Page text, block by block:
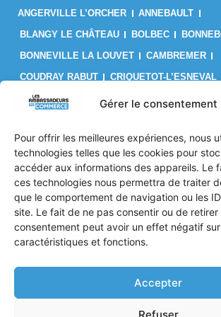
Gérer le consentement
Pour offrir les meilleures expériences, nous
technologies telles que les cookies pour
accéder aux informations des appareils. Le
ces technologies nous permettra de traiter
que le comportement de navigation ou les
site. Le fait de ne pas consentir ou de retirer
consentement peut avoir un effet négatif
caractéristiques et fonctions.
Accepter
Refuser
ANGERVILLE L’ORCHER
ANNEBAULT
BLANGY LE CHÂTEAU
BOLBEC
BONNEVILLE LA LOUVET
CAMBREMER
COUDRAY RABUT
CRIQUETOT-L’ESNEVAL
FÉCAMP
FIRFOL GAINNEVILLE
GRUCHET-LE-VALASSE
LE BRÉVEDENT
LES AUTHIEUX SUR CALONNE
LIVAROT
MANNEVILLE-LA-GOUPIL
OCTEVILLE SUR MER
ORBEC
OUILLY
PONT L’ÉVÊQUE
PORT JÉRÔME SUR
SAINT PIERRE EN AUGE
SAINT ROMAIN
TROUVILLE SUR MER
VALMONT